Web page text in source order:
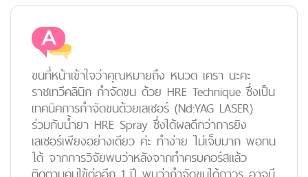
ขนที่หน้าเข้าใจว่าคุณหมายถึง หนวด เครา นะคะ
ราชเทวีคลินิก กำจัดขน ด้วย HRE Technique ซึ่งเป็น
เทคนิคการกำจัดขนด้วยเลเซอร์ (Nd:YAG LASER)
ร่วมกับน้ำยา HRE Spray ซึ่งได้ผลดีกว่าการยิง
เลเซอร์เพียงอย่างเดียว ค่ะ ทำง่าย ไม่เจ็บมาก พอทน
ได้ จากการวิจัยพบว่าหลังจากทำครบคอร์สแล้ว